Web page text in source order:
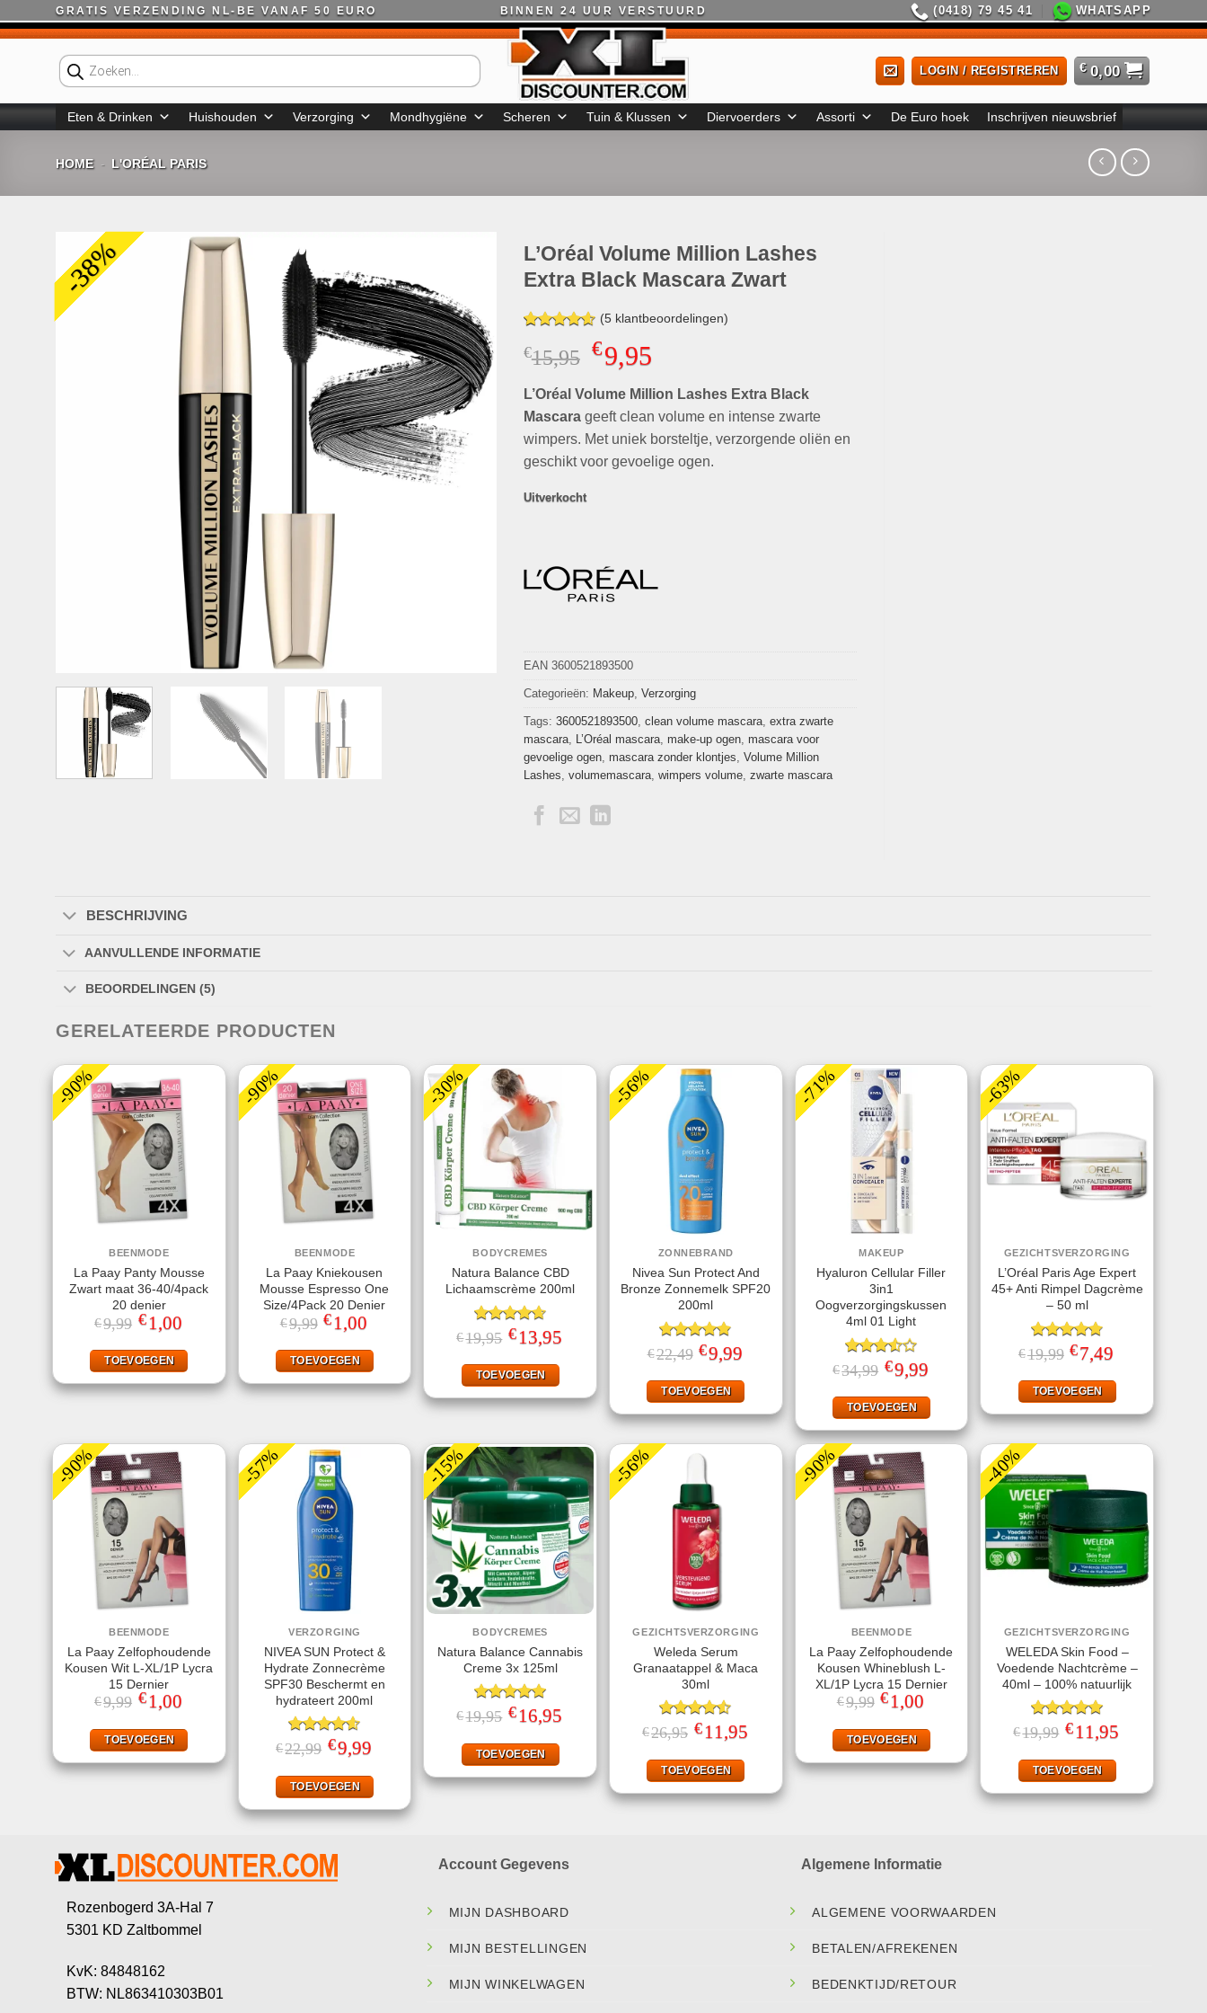
naar
GRATIS VERZENDING NL-BE VANAF 50 EURO BINNEN 24 UUR VERSTUURD (0418) 79 45 41 WHATSAPP
Producten
zoeken
LOGIN / REGISTREREN € 0,00
Eten & Drinken Huishouden Verzorging Mondhygiëne Scheren Tuin & Klussen Diervoerders Assorti De Euro hoek Inschrijven nieuwsbrief
HOME - L'ORÉAL PARIS
-38%
L’Oréal Volume Million Lashes
Extra Black Mascara Zwart
Gewaardeerd
4.60op 5
gebaseerd
waarderingen
(5klantbeoordelingen)
€15,95 Oorspronkelijke
prijs
was:
€15,95.
€9,95Huidige
is:
€9,95.
L’Oréal Volume Million Lashes Extra Black
Mascarageeft clean volume en intense zwarte
wimpers. Met uniek borsteltje, verzorgende oliën en
geschikt voor gevoelige ogen.
Uitverkocht
EAN 3600521893500
Categorieën: Makeup, Verzorging
Tags: 3600521893500, clean volume mascara, extra zwarte
mascara, L’Oréal mascara, make-up ogen, mascara voor
gevoelige ogen, mascara zonder klontjes, Volume Million
Lashes, volumemascara, wimpers volume, zwarte mascara
BESCHRIJVING
AANVULLENDE INFORMATIE
BEOORDELINGEN (5)
GERELATEERDE PRODUCTEN
-90%
BEENMODE
La Paay Panty Mousse
Zwart maat 36-40/4pack
20 denier
€9,99 Oorspronkelijke
prijs
€9,99.
€ 1,00Huidige
€1,00.
TOEVOEGEN
-90%
BEENMODE
La Paay Kniekousen
Mousse Espresso One
Size/4Pack 20 Denier
€9,99 Oorspronkelijke
prijs
€9,99.
€ 1,00
€1,00.
TOEVOEGEN
-30%
BODYCREMES
Natura Balance CBD
Lichaamscrème 200ml
Gewaardeerd
4.67uit 5
€19,95 Oorspronkelijke
prijs
€19,95.
€ 13,95prijs
TOEVOEGEN
-56%
ZONNEBRAND
Nivea Sun Protect And
Bronze Zonnemelk SPF20
200ml
Gewaardeerd
4.78uit 5
€22,49 Oorspronkelijke
prijs
€22,49.
€9,99
€9,99.
TOEVOEGEN
-71%
MAKEUP
Hyaluron Cellular Filler
3in1
Oogverzorgingskussen
4ml 01 Light
Gewaardeerd
3.50 uit
5
€34,99 Oorspronkelijke
prijs
€34,99.
€9,99Huidige
€9,99.
TOEVOEGEN
-63%
GEZICHTSVERZORGING
L’Oréal Paris Age Expert
45+ Anti Rimpel Dagcrème
– 50 ml
Gewaardeerd
4.80 uit 5
€19,99 Oorspronkelijke
prijs
€19,99.
€7,49
€7,49.
TOEVOEGEN
-90%
BEENMODE
La Paay Zelfophoudende
Kousen Wit L-XL/1P Lycra
15 Dernier
€9,99 Oorspronkelijke
prijs
€9,99.
€ 1,00Huidige
€1,00.
TOEVOEGEN
-57%
VERZORGING
NIVEA SUN Protect &
Hydrate Zonnecrème
SPF30 Beschermt en
hydrateert 200ml
Gewaardeerd
4.56 uit 5
€22,99 Oorspronkelijke
prijs
€22,99.
€9,99Huidige
€9,99.
TOEVOEGEN
-15%
BODYCREMES
Natura Balance Cannabis
Creme 3x 125ml
Gewaardeerd
5.00uit 5
€19,95 Oorspronkelijke
prijs
€19,95.
€ 16,95prijs
TOEVOEGEN
-56%
GEZICHTSVERZORGING
Weleda Serum
Granaatappel & Maca
30ml
Gewaardeerd
4.50uit 5
€26,95 Oorspronkelijke
prijs
€26,95.
€ 11,95prijs
TOEVOEGEN
-90%
BEENMODE
La Paay Zelfophoudende
Kousen Whineblush L-
XL/1P Lycra 15 Dernier
€9,99 Oorspronkelijke
prijs
€9,99.
€ 1,00
€1,00.
TOEVOEGEN
-40%
GEZICHTSVERZORGING
WELEDA Skin Food –
Voedende Nachtcrème –
40ml – 100% natuurlijk
Gewaardeerd
5.00uit 5
€19,99 Oorspronkelijke
prijs
€19,99.
€ 11,95prijs
TOEVOEGEN
Rozenbogerd 3A-Hal 7
5301 KD Zaltbommel
KvK: 84848162
BTW: NL863410303B01
Account Gegevens
MIJN DASHBOARD
MIJN BESTELLINGEN
MIJN WINKELWAGEN
Algemene Informatie
ALGEMENE VOORWAARDEN
BETALEN/AFREKENEN
BEDENKTIJD/RETOUR